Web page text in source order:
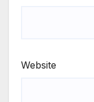
Website